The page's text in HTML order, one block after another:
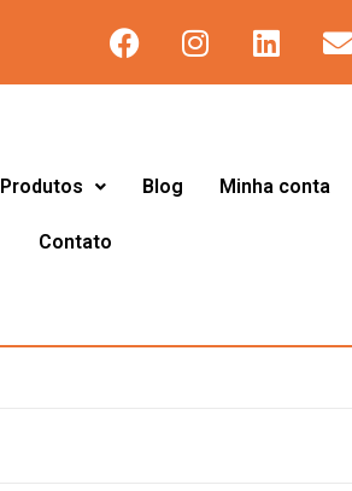
Produtos Blog Minha conta
Contato